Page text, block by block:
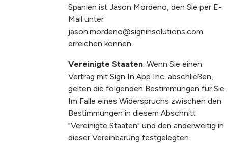
Spanien ist Jason Mordeno, den Sie per E-
Mail unter
jason.mordeno@signinsolutions.com
erreichen können.
Vereinigte Staaten. Wenn Sie einen
Vertrag mit Sign In App Inc. abschließen,
gelten die folgenden Bestimmungen für Sie.
Im Falle eines Widerspruchs zwischen den
Bestimmungen in diesem Abschnitt
"Vereinigte Staaten" und den anderweitig in
dieser Vereinbarung festgelegten